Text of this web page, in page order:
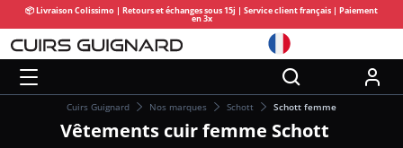
📦 Livraison Colissimo | Retours et échanges sous 15j | Service client français | Paiement
en 3x
Cuirs Guignard Nos marques Schott Schott femme
Vêtements cuir femme Schott